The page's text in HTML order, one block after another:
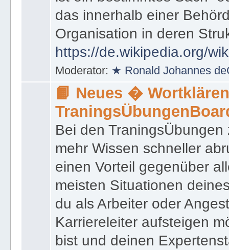
das innerhalb einer
Organisation in deren
https://de.wikipedia.org/
Moderator: ★ Ronald Johannes
📙 Neues �
Bei den
mehr Wissen schneller
einen Vorteil gegenüber
meisten Situationen
du als Arbeiter oder
Karriereleiter aufsteigen
bist und deinen